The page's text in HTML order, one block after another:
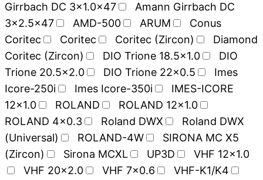
Girrbach DC 3x1.0x47
Amann Girrbach DC
3x2.5x47
AMD-500 ARUM
Conus
Coritec
Coritec Coritec (Zircon)
Diamond
Coritec (Zircon)
DIO Trione 18.5x1.0
DIO
Trione 20.5x2.0
DIO Trione 22x0.5
Imes
Icore-250i
Imes Icore-350i
IMES-ICORE
12x1.0
ROLAND
ROLAND 12x1.0
ROLAND 4x0.3
Roland DWX
Roland DWX
(Universal)
ROLAND-4W
SIRONA MC X5
(Zircon)
Sirona MCXL UP3D
VHF 12x1.0
VHF 20x2.0
VHF 7x0.6
VHF-K1/K4